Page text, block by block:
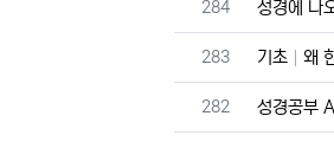
번호
284 성경에 나
번호
283 기초 왜
번호
282 성경공부